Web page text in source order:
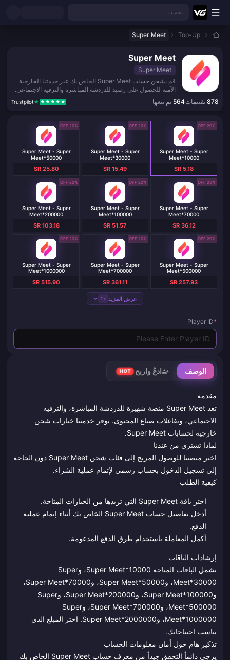
انتقل إلى المحتوى الرئيسي
بحث...
Top-Up
Super Meet
Super Meet
Super Meet
قم بشحن حساب Super Meet الخاص بك عبر خدمتنا الخارجية
الآمنة للحصول على رصيد للدردشة المباشرة والترفيه الاجتماعي.
878 تقييمات564 تم بيعها Trustpilot
الوصف ادعُ واربح HOT
مقدمة
تعد Super Meet منصة شهيرة للدردشة المباشرة، والترفيه
الاجتماعي، وتفاعلات صناع المحتوى. توفر خدمتنا خيارات شحن
خارجية لحسابات Super Meet.
لماذا تشتري من عندنا
اختر منصتنا للوصول المريح إلى فئات شحن Super Meet دون الحاجة
إلى تسجيل الدخول بحساب رسمي لإتمام عملية الشراء.
كيفية الطلب
اختر باقة Super Meet التي تريدها من الخيارات المتاحة.
أدخل تفاصيل حساب Super Meet الخاص بك أثناء إتمام عملية
الدفع.
أكمل المعاملة باستخدام طرق الدفع المدعومة.
إرشادات الباقات
تشمل الباقات المتاحة Super Meet*10000، وSuper
Meet*30000، وSuper Meet*50000، وSuper Meet*70000،
وSuper Meet*100000، وSuper Meet*200000، وSuper
Meet*500000، وSuper Meet*700000، وSuper
Meet*1000000، وSuper Meet*2000000. اختر المبلغ الذي
يناسب احتياجاتك.
تذكير هام حول أمان معلومات الحساب
يرجى دائماً التحقق جيداً من معرف حساب Super Meet الخاص بك
20% OFF
Super Meet - Super
Meet*10000
SR 5.18
20% OFF
Super Meet - Super
Meet*30000
SR 15.49
20% OFF
Super Meet - Super
Meet*50000
SR 25.80
20% OFF
Super Meet - Super
Meet*70000
SR 36.12
20% OFF
Super Meet - Super
Meet*100000
SR 51.57
20% OFF
Super Meet - Super
Meet*200000
SR 103.18
20% OFF
Super Meet - Super
Meet*500000
SR 257.93
20% OFF
Super Meet - Super
Meet*700000
SR 361.11
20% OFF
Super Meet - Super
Meet*1000000
SR 515.90
عرض المزيد +1
*
Player ID